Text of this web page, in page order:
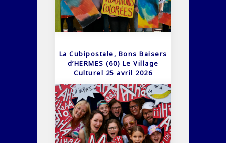
La Cubipostale, Bons Baisers
d’HERMES (60) Le Village
Culturel 25 avril 2026